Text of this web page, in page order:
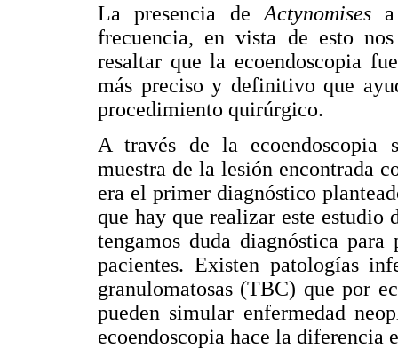
La presencia de Actynomises
frecuencia, en vista de esto
resaltar que la ecoendoscopia
más preciso y definitivo que
procedimiento quirúrgico.
A través de la ecoendoscopia
muestra de la lesión encontrada
era el primer diagnóstico
que hay que realizar este estudio
tengamos duda diagnóstica
pacientes. Existen patologías
granulomatosas (TBC) que por
pueden simular enfermedad
ecoendoscopia hace la diferencia